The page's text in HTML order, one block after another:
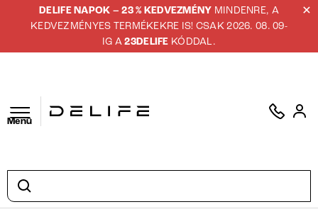
DELIFE NAPOK – 23 % KEDVEZMÉNY MINDENRE, A
KEDVEZMÉNYES TERMÉKEKRE IS! CSAK 2026. 08. 09-
IG A23DELIFE KÓDDAL.
Menü